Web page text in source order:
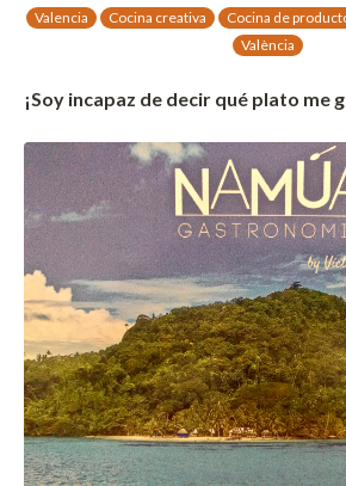
Valencia Cocina creativa Cocina de
València
¡Soy incapaz de decir qué plato me